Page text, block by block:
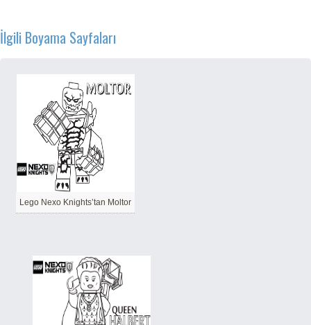
İlgili Boyama Sayfaları
Lego Nexo Knights’tan Moltor